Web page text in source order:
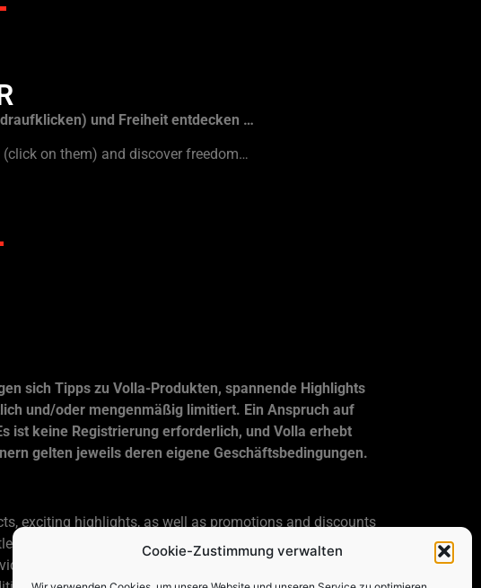
Cookie-Zustimmung verwalten
und Freiheit entdecken …
(click on them) and discover freedom…
sich Tipps zu Volla-Produkten, spannende Highlights
und/oder mengenmäßig limitiert. Ein Anspruch auf
ist keine Registrierung erforderlich, und Volla erhebt
gelten jeweils deren eigene Geschäftsbedingungen.
exciting highlights, as well as promotions and discounts
to promotions being available throughout the entire
promotions and discounts from Volla and its partners